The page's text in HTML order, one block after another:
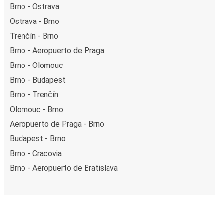
Brno - Ostrava
Ostrava - Brno
Trenčín - Brno
Brno - Aeropuerto de Praga
Brno - Olomouc
Brno - Budapest
Brno - Trenčín
Olomouc - Brno
Aeropuerto de Praga - Brno
Budapest - Brno
Brno - Cracovia
Brno - Aeropuerto de Bratislava